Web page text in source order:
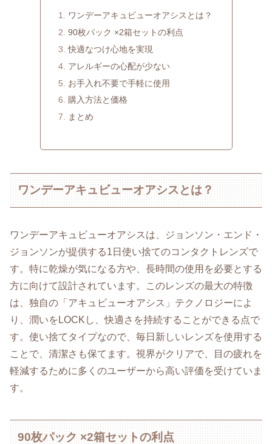
ワンデーアキュビューオアシスとは？
90枚パック ×2箱セットの利点
快適なつけ心地を実現
アレルギーの心配が少ない
お手入れ不要で手軽に使用
購入方法と価格
まとめ
ワンデーアキュビューオアシスとは？
ワンデーアキュビューオアシスは、ジョンソン・エンド・
ジョンソンが提供する1日使い捨てのコンタクトレンズで
す。特に乾燥が気になる方や、長時間の使用を必要とする
方に向けて設計されています。このレンズの最大の特徴
は、独自の「アキュビューオアシス」テクノロジーによ
り、潤いをLOCKし、快適さを持続することができる点で
す。使い捨てタイプなので、毎日新しいレンズを使用する
ことで、清潔さも保てます。視界がクリアで、目の疲れを
軽減するために多くのユーザーから高い評価を受けていま
す。
90枚パック ×2箱セットの利点